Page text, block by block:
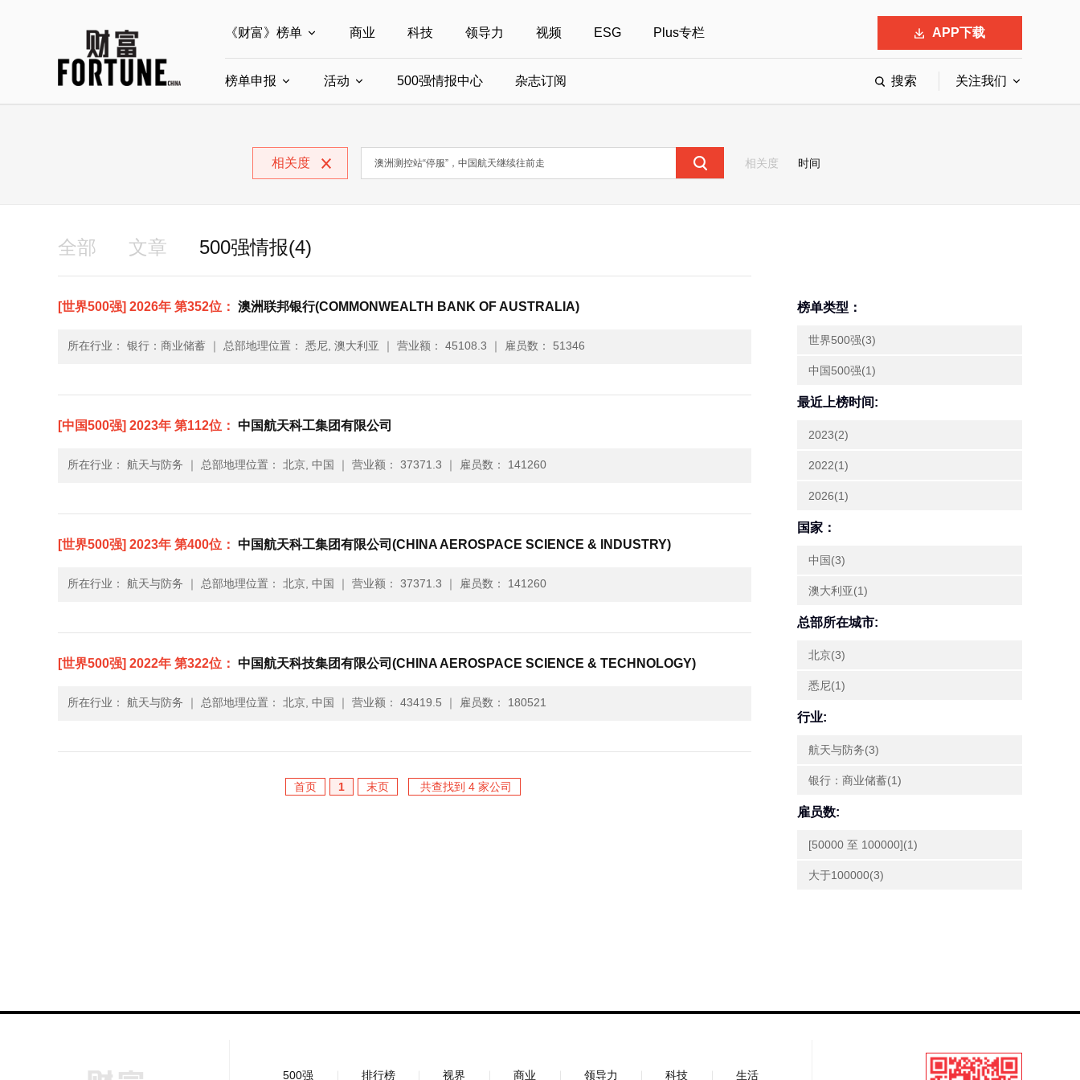
《财富》榜单
全部榜单
中国最具影响力商界女性
商业 科技 领导力 视频 ESG Plus专栏 APP下载
榜单申报
中国ESG影响力榜申报 中国40位40岁以下的商界精英申报 中国最具社会影响力的创业公司申报
活动
财富MPW女性峰会 财富世界500强峰会 财富40U40创想会
500强情报中心 杂志订阅 搜索 关注我们
相关度 相关度 时间
全部 文章 500强情报(4)
[世界500强] 2026年 第352位： 澳洲联邦银行(COMMONWEALTH BANK OF AUSTRALIA)
所在行业： 银行：商业储蓄 ｜ 总部地理位置： 悉尼, 澳大利亚 ｜ 营业额： 45108.3 ｜ 雇员数： 51346
[中国500强] 2023年 第112位： 中国航天科工集团有限公司
所在行业： 航天与防务 ｜ 总部地理位置： 北京, 中国 ｜ 营业额： 37371.3 ｜ 雇员数： 141260
[世界500强] 2023年 第400位： 中国航天科工集团有限公司(CHINA AEROSPACE SCIENCE & INDUSTRY)
所在行业： 航天与防务 ｜ 总部地理位置： 北京, 中国 ｜ 营业额： 37371.3 ｜ 雇员数： 141260
[世界500强] 2022年 第322位： 中国航天科技集团有限公司(CHINA AEROSPACE SCIENCE & TECHNOLOGY)
所在行业： 航天与防务 ｜ 总部地理位置： 北京, 中国 ｜ 营业额： 43419.5 ｜ 雇员数： 180521
首页 1 末页 共查找到 4 家公司
榜单类型：
世界500强(3)
中国500强(1)
最近上榜时间:
2023(2)
2022(1)
2026(1)
国家：
中国(3)
澳大利亚(1)
总部所在城市:
北京(3)
悉尼(1)
行业:
航天与防务(3)
银行：商业储蓄(1)
雇员数:
[50000 至 100000](1)
大于100000(3)
500强 排行榜 视界 商业 领导力 科技 生活